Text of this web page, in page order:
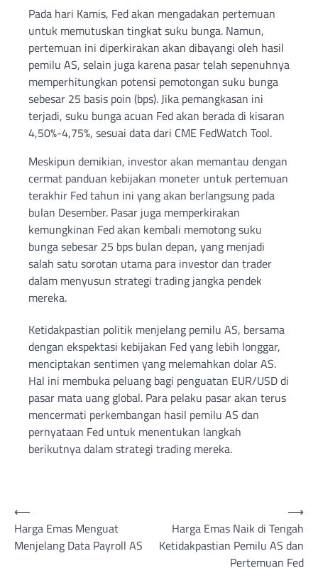
Pada hari Kamis, Fed akan mengadakan pertemuan
untuk memutuskan tingkat suku bunga. Namun,
pertemuan ini diperkirakan akan dibayangi oleh hasil
pemilu AS, selain juga karena pasar telah sepenuhnya
memperhitungkan potensi pemotongan suku bunga
sebesar 25 basis poin (bps). Jika pemangkasan ini
terjadi, suku bunga acuan Fed akan berada di kisaran
4,50%-4,75%, sesuai data dari CME FedWatch Tool.
Meskipun demikian, investor akan memantau dengan
cermat panduan kebijakan moneter untuk pertemuan
terakhir Fed tahun ini yang akan berlangsung pada
bulan Desember. Pasar juga memperkirakan
kemungkinan Fed akan kembali memotong suku
bunga sebesar 25 bps bulan depan, yang menjadi
salah satu sorotan utama para investor dan trader
dalam menyusun strategi trading jangka pendek
mereka.
Ketidakpastian politik menjelang pemilu AS, bersama
dengan ekspektasi kebijakan Fed yang lebih longgar,
menciptakan sentimen yang melemahkan dolar AS.
Hal ini membuka peluang bagi penguatan EUR/USD di
pasar mata uang global. Para pelaku pasar akan terus
mencermati perkembangan hasil pemilu AS dan
pernyataan Fed untuk menentukan langkah
berikutnya dalam strategi trading mereka.
Post
navigation
⟵
Harga Emas Menguat
Menjelang Data Payroll AS
Harga Emas Naik di Tengah
Ketidakpastian Pemilu AS dan
Pertemuan Fed
⟶